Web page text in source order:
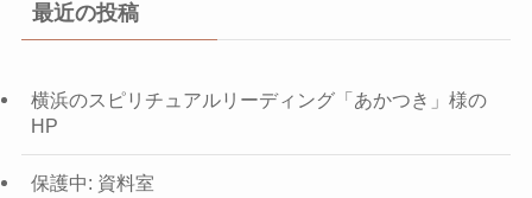
最近の投稿
横浜のスピリチュアルリーディング「あかつき」様の
HP
保護中: 資料室